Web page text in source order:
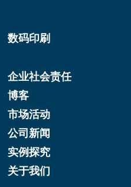
数码印刷
企业社会责任
博客
市场活动
公司新闻
实例探究
关于我们